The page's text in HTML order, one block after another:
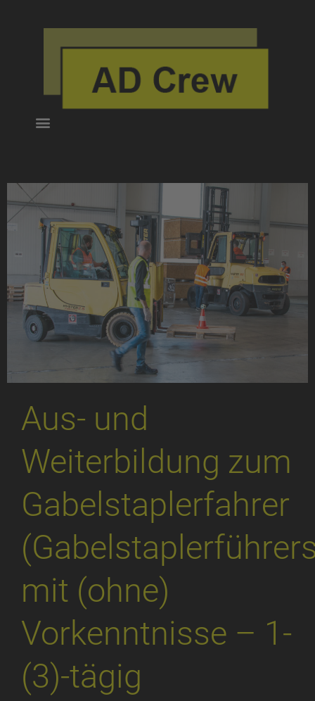
Aus- und
Weiterbildung zum
Gabelstaplerfahrer
mit (ohne)
Vorkenntnisse – 1-
(3)-tägig